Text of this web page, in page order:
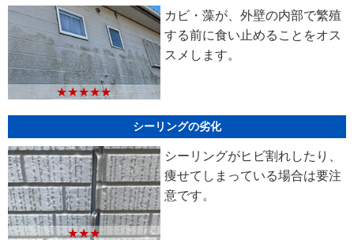
★★★★★
カビ・藻が、外壁の内部で繁殖
する前に食い止めることをオス
スメします。
シーリングの劣化
★★★
シーリングがヒビ割れしたり、
痩せてしまっている場合は要注
意です。